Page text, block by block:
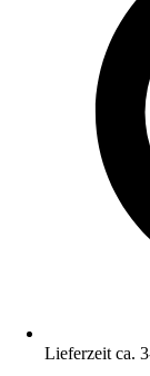
Lieferzeit ca.